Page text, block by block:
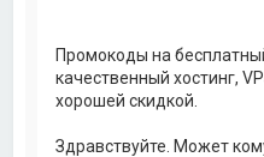
Промокоды на
качественный хостинг,
хорошей скидкой.
Здравствуйте. Может